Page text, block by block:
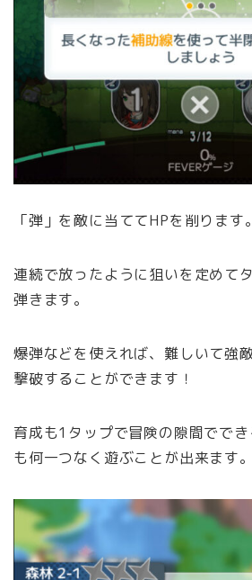
「弾」を敵に当ててHPを削ります。
連続で放ったように狙いを定めて
弾きます。
爆弾などを使えれば、難しいて強
撃破することができます！
育成も1タップで冒険の隙間でで
も何一つなく遊ぶことが出来ます。